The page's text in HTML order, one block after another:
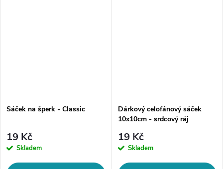
Sáček na šperk - Classic
19 Kč
Skladem
Dárkový celofánový sáček
10x10cm - srdcový ráj
19 Kč
Skladem